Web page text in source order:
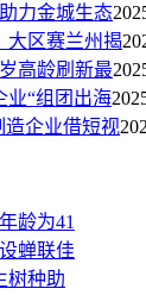
力金城生态
大区赛兰州揭
高龄刷新最
业“组团出海
造企业借短视
龄为41
蝉联佳
树种助